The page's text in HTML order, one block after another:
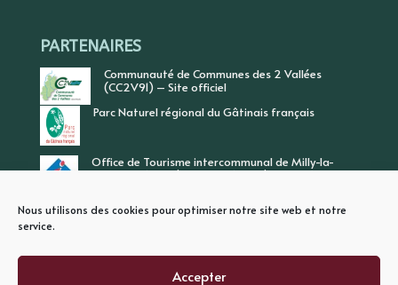
Nous utilisons des cookies pour optimiser notre site web et notre
service.
Accepter
PARTENAIRES
Communauté de Communes des 2 Vallées
(CC2V91) – Site officiel
Parc Naturel régional du Gâtinais français
Office de Tourisme intercommunal de Milly-la-
Forêt, Vallée de l’Ecole, Vallée de l’Essonne